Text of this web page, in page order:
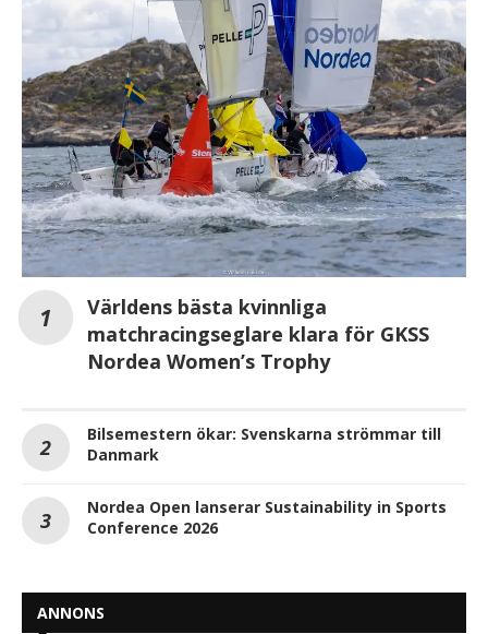
Världens bästa kvinnliga
matchracingseglare klara för GKSS
Nordea Women’s Trophy
Bilsemestern ökar: Svenskarna strömmar till
Danmark
Nordea Open lanserar Sustainability in Sports
Conference 2026
ANNONS